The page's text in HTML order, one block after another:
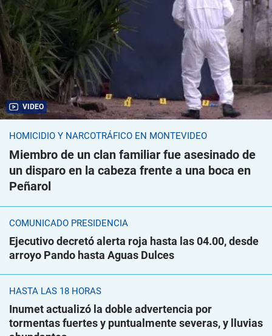
VIDEO
HOMICIDIO Y NARCOTRÁFICO EN MONTEVIDEO
Miembro de un clan familiar fue asesinado de
un disparo en la cabeza frente a una boca en
Peñarol
COMUNICADO PRESIDENCIA
Ejecutivo decretó alerta roja hasta las 04.00, desde
arroyo Pando hasta Aguas Dulces
HASTA LAS 18 HORAS
Inumet actualizó la doble advertencia por
tormentas fuertes y puntualmente severas, y lluvias